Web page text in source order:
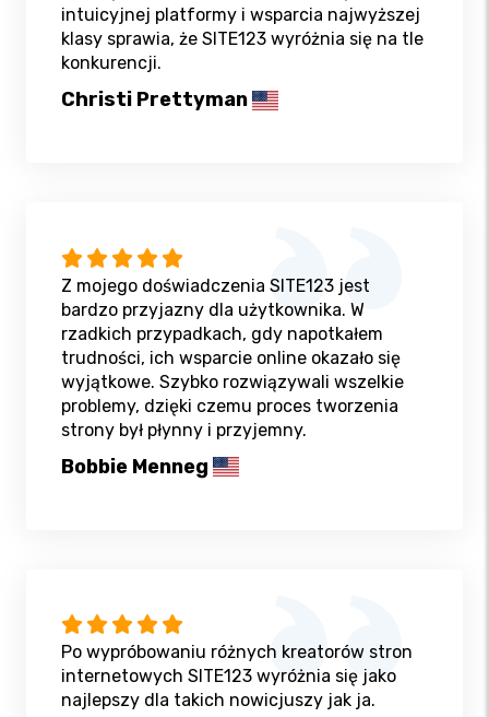
intuicyjnej platformy i wsparcia najwyższej
klasy sprawia, że SITE123 wyróżnia się na tle
konkurencji.
Christi Prettyman
Z mojego doświadczenia SITE123 jest
bardzo przyjazny dla użytkownika. W
rzadkich przypadkach, gdy napotkałem
trudności, ich wsparcie online okazało się
wyjątkowe. Szybko rozwiązywali wszelkie
problemy, dzięki czemu proces tworzenia
strony był płynny i przyjemny.
Bobbie Menneg
Po wypróbowaniu różnych kreatorów stron
internetowych SITE123 wyróżnia się jako
najlepszy dla takich nowicjuszy jak ja.